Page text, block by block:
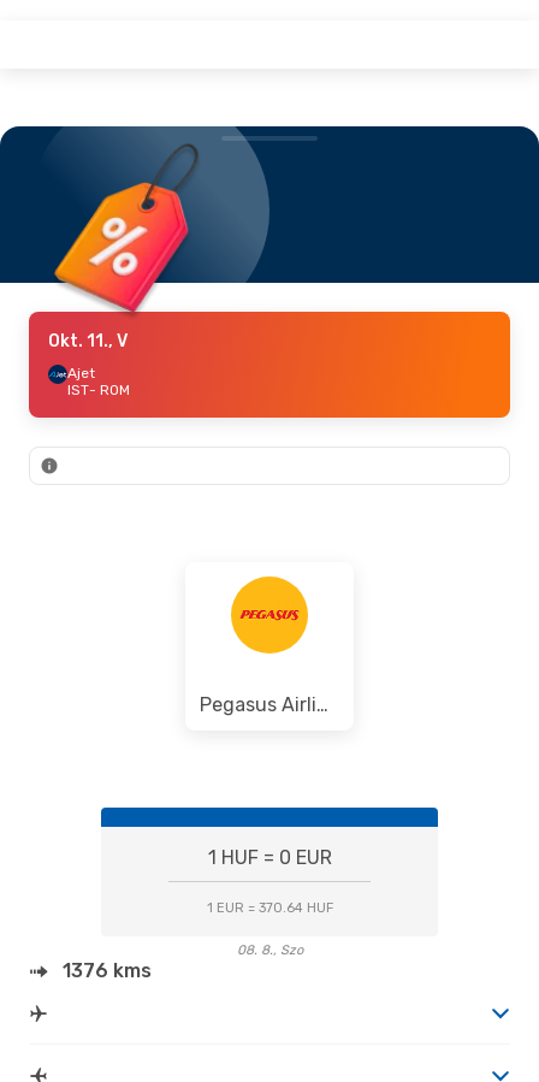
Okt. 11., V
Ajet
IST- ROM
Pegasus Airlines
1 HUF = 0 EUR
1 EUR = 370.64 HUF
08. 8., Szo
1376 kms